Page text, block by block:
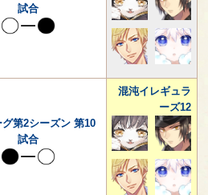
試合
第2シーズン 第10
試合
混沌イレギュラ
ーズ12